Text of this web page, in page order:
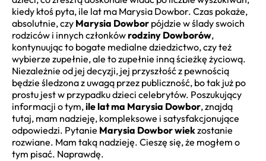
kiedy ktoś pyta, ile lat ma Marysia Dowbor. Czas pokaże,
absolutnie, czy Marysia Dowbor pójdzie w ślady swoich
rodziców i innych członkówrodziny Dowborów,
kontynuując to bogate medialne dziedzictwo, czy też
wybierze zupełnie, ale to zupełnie inną ścieżkę życiową.
Niezależnie od jej decyzji, jej przyszłość z pewnością
będzie śledzona z uwagą przez publiczność, bo tak już po
prostu jest w przypadku dzieci celebrytów. Poszukujący
informacji o tym,ile lat ma Marysia Dowbor, znajdą
tutaj, mam nadzieję, kompleksowe i satysfakcjonujące
odpowiedzi. Pytanie Marysia Dowbor wiekzostanie
rozwiane. Mam taką nadzieję. Cieszę się, że mogłem o
tym pisać. Naprawdę.